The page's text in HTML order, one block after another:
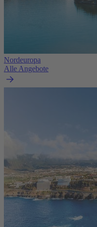
Nordeuropa
Alle Angebote